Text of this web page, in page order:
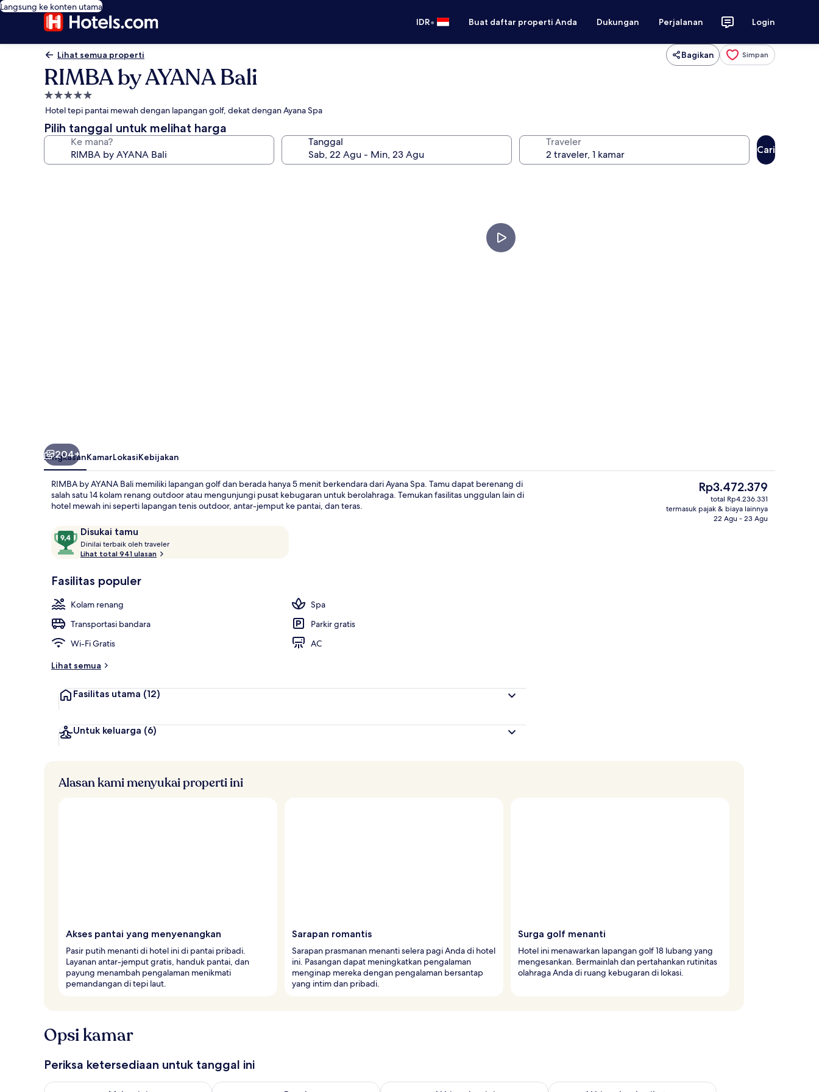
Langsung ke konten utama
IDR• Buat daftar properti Anda Dukungan Perjalanan Login
Lihat semua properti Bagikan Simpan
RIMBA by AYANA Bali
Properti
bintang
5.0
Hotel tepi pantai mewah dengan lapangan golf, dekat dengan Ayana Spa
Pilih tanggal untuk melihat harga
Ke mana? Tanggal Traveler
Cari
Lounge lobi
204+
RingkasanKamarLokasiKebijakan
RIMBA by AYANA Bali memiliki lapangan golf dan berada hanya 5 menit berkendara dari Ayana Spa. Tamu dapat berenang di
salah satu 14 kolam renang outdoor atau mengunjungi pusat kebugaran untuk berolahraga. Temukan fasilitas unggulan lain di
hotel mewah ini seperti lapangan tenis outdoor, antar-jemput ke pantai, dan teras.
Ulasan Disukai tamu
9,4
dari
10,
tamu
Dinilai terbaik oleh traveler
i
r
Lihat total 941 ulasan
Fasilitas populer
Kolam renang
Spa
Transportasi bandara
Parkir gratis
Wi-Fi Gratis
AC
Lihat semua
Fasilitas utama (12)
Untuk keluarga (6)
Harga
saat
ini
Rp3.472.379
Rp3.472.379
total Rp4.236.331
termasuk pajak & biaya lainnya
22 Agu - 23 Agu
Alasan kami menyukai properti ini
Akses pantai yang menyenangkan
Pasir putih menanti di hotel ini di pantai pribadi.
Layanan antar-jemput gratis, handuk pantai, dan
payung menambah pengalaman menikmati
pemandangan di tepi laut.
Sarapan romantis
Sarapan prasmanan menanti selera pagi Anda di hotel
ini. Pasangan dapat meningkatkan pengalaman
menginap mereka dengan pengalaman bersantap
yang intim dan pribadi.
Surga golf menanti
Hotel ini menawarkan lapangan golf 18 lubang yang
mengesankan. Bermainlah dan pertahankan rutinitas
olahraga Anda di ruang kebugaran di lokasi.
Opsi kamar
Periksa ketersediaan untuk tanggal ini
Periksa ketersediaan untuk malam ini Agu 8 - Agu 9Periksa ketersediaan untuk besok Agu 9 - Agu 10Periksa ketersediaan untuk akhir pekan ini Agu 14 - Agu 16Periksa ketersediaan untuk akhir pekan berikutnya Agu 21 -